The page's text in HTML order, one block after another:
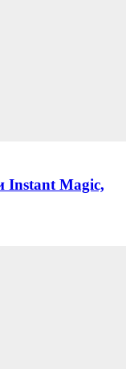
Instant Magic,